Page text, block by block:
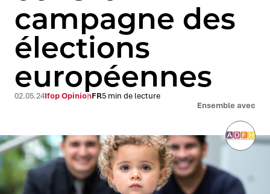
campagne des
élections
européennes
Ensemble avec
02.05.24Ifop OpinionFR5 min de lecture